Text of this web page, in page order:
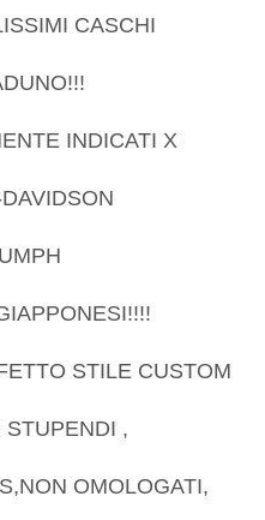
CASCHI
INDICATI X
STILE CUSTOM
STUPENDI ,
OMOLOGATI,